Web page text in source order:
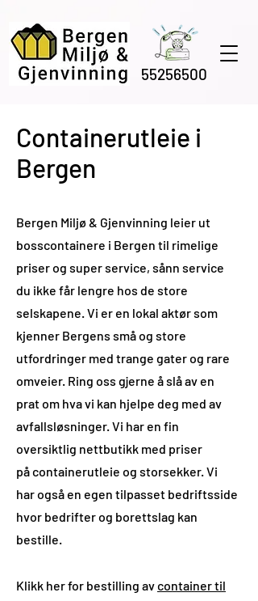
55256500
Containerutleie i
Bergen
Bergen Miljø & Gjenvinning leier ut
bosscontainere i Bergen til rimelige
priser og super service, sånn service
du ikke får lengre hos de store
selskapene. Vi er en lokal aktør som
kjenner Bergens små og store
utfordringer med trange gater og rare
omveier. Ring oss gjerne å slå av en
prat om hva vi kan hjelpe deg med av
avfallsløsninger. Vi har en fin
oversiktlig nettbutikk med priser
påcontainerutleie og storsekker. Vi
har også en egen tilpasset bedriftsside
hvor bedrifter og borettslag kan
bestille.
Klikk her for bestilling avcontainer til